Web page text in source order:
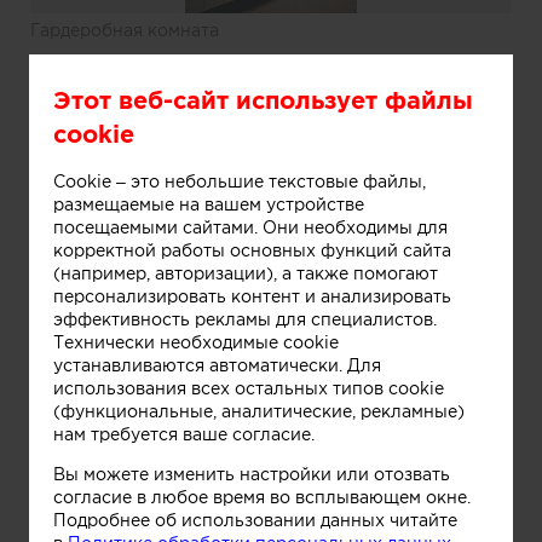
Информация
Гардеробная комната
Информация
Этот веб-сайт использует файлы
cookie
Cookie – это небольшие текстовые файлы,
размещаемые на вашем устройстве
посещаемыми сайтами. Они необходимы для
корректной работы основных функций сайта
(например, авторизации), а также помогают
персонализировать контент и анализировать
эффективность рекламы для специалистов.
Технически необходимые cookie
устанавливаются автоматически. Для
использования всех остальных типов cookie
(функциональные, аналитические, рекламные)
нам требуется ваше согласие.
Вы можете изменить настройки или отозвать
согласие в любое время во всплывающем окне.
Подробнее об использовании данных читайте